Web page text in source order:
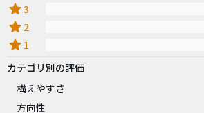
star3
star 2
star 1
カテゴリ別の評価
構えやすさ
方向性